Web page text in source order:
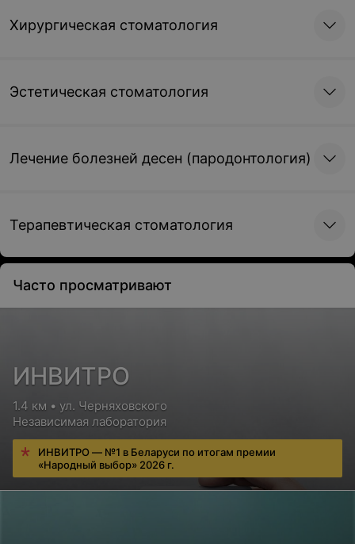
Хирургическая стоматология
Эстетическая стоматология
Лечение болезней десен (пародонтология)
Терапевтическая стоматология
Часто просматривают
ИНВИТРО
1.4 км • ул. Черняховского
Независимая лаборатория
ИНВИТРО — №1 в Беларуси по итогам премии
«Народный выбор» 2026 г.